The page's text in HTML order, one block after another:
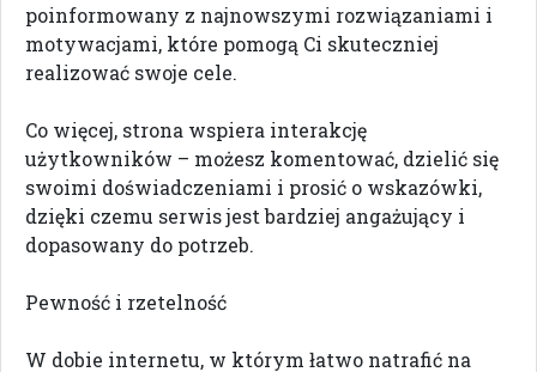
poinformowany z najnowszymi rozwiązaniami i
motywacjami, które pomogą Ci skuteczniej
realizować swoje cele.
Co więcej, strona wspiera interakcję
użytkowników – możesz komentować, dzielić się
swoimi doświadczeniami i prosić o wskazówki,
dzięki czemu serwis jest bardziej angażujący i
dopasowany do potrzeb.
Pewność i rzetelność
W dobie internetu, w którym łatwo natrafić na